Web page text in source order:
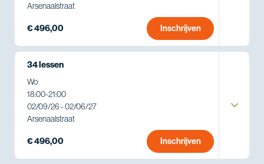
Arsenaalstraat
€ 496,00 Inschrijven
34 lessen
Wo
18:00-21:00
02/09/26 - 02/06/27
Arsenaalstraat
€ 496,00 Inschrijven